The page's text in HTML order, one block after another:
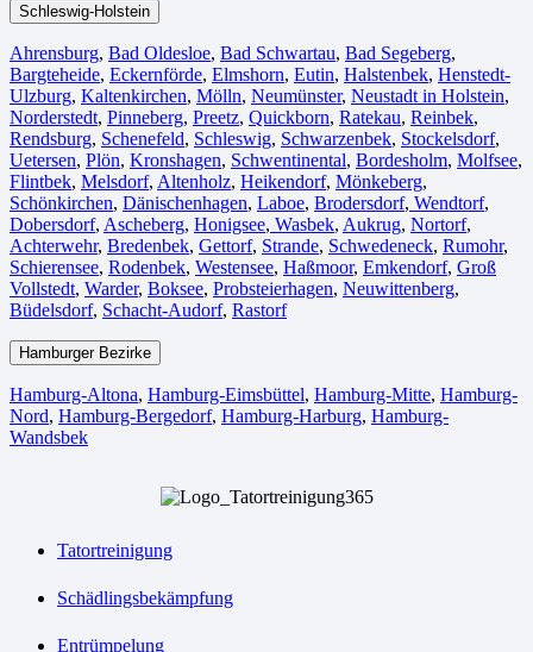
Schleswig-Holstein
Ahrensburg, Bad Oldesloe, Bad Schwartau, Bad Segeberg,
Bargteheide, Eckernförde, Elmshorn, Eutin, Halstenbek, Henstedt-
Ulzburg, Kaltenkirchen, Mölln, Neumünster, Neustadt in Holstein,
Norderstedt, Pinneberg, Preetz, Quickborn, Ratekau, Reinbek,
Rendsburg, Schenefeld, Schleswig, Schwarzenbek, Stockelsdorf,
Uetersen, Plön, Kronshagen, Schwentinental, Bordesholm, Molfsee,
Flintbek, Melsdorf, Altenholz, Heikendorf, Mönkeberg,
Schönkirchen, Dänischenhagen, Laboe, Brodersdorf, Wendtorf,
Dobersdorf, Ascheberg, Honigsee, Wasbek, Aukrug, Nortorf,
Achterwehr, Bredenbek, Gettorf, Strande, Schwedeneck, Rumohr,
Schierensee, Rodenbek, Westensee, Haßmoor, Emkendorf, Groß
Vollstedt, Warder, Boksee, Probsteierhagen, Neuwittenberg,
Büdelsdorf, Schacht-Audorf, Rastorf
Hamburger Bezirke
Hamburg-Altona, Hamburg-Eimsbüttel, Hamburg-Mitte, Hamburg-
Nord, Hamburg-Bergedorf, Hamburg-Harburg, Hamburg-
Wandsbek
Tatortreinigung
Schädlingsbekämpfung
Entrümpelung